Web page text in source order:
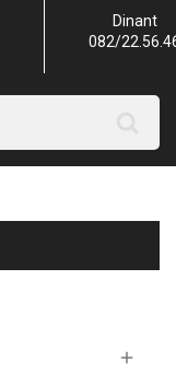
Dinant
082/
